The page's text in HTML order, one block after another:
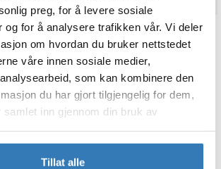
preg, for å levere sosiale
og for å analysere trafikken vår. Vi deler
om hvordan du bruker nettstedet
våre innen sosiale medier,
som kan kombinere den
du har gjort tilgjengelig for dem,
samlet inn gjennom din bruk av
Tillat alle
Reveal - Gutt eller Jente fra
skal ha selskap, arrangement, event eller
du trenger til bursdag, bryllup, babyshower,